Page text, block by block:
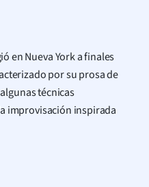
en Nueva York a finales
por su prosa de
técnicas
improvisación inspirada